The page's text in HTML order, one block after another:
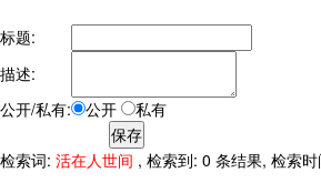
标题:
描述:
公开/私有:
公开 私有
检索词: 活在人世间 , 检索到: 0 条结果, 检索